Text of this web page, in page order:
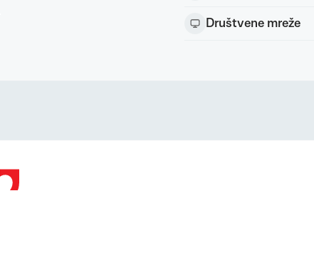
Društvene mreže